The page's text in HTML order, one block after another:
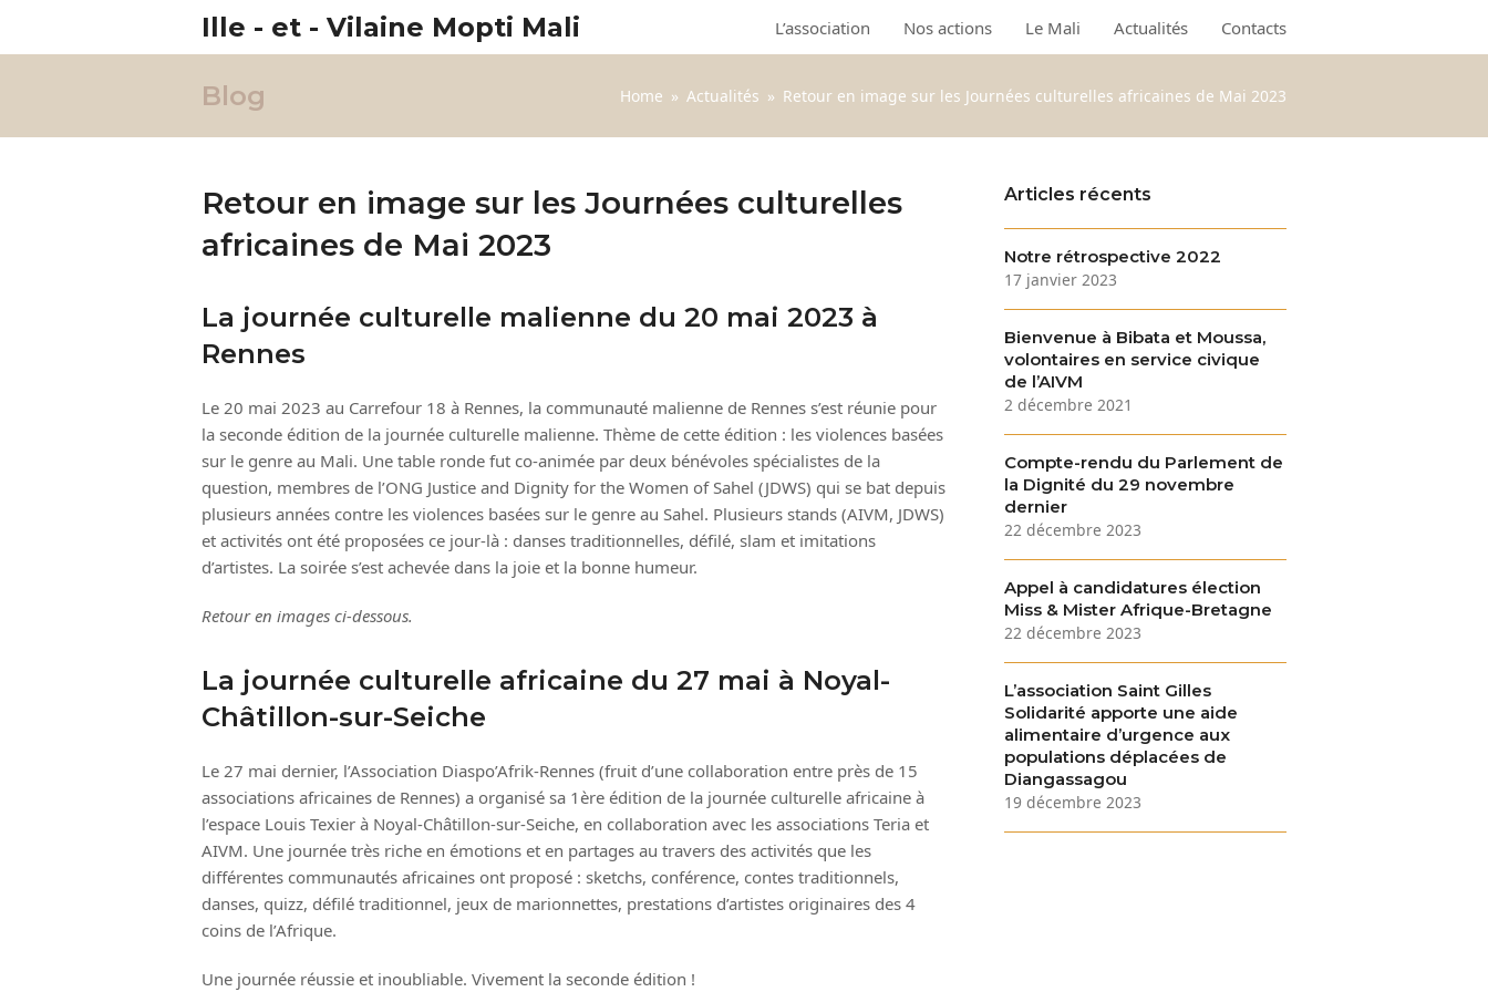
Ille - et - Vilaine Mopti Mali L’association Nos actions Le Mali Actualités Contacts
Blog Home » Actualités » Retour en image sur les Journées culturelles africaines de Mai 2023
Retour en image sur les Journées culturelles
africaines de Mai 2023
La journée culturelle malienne du 20 mai 2023 à
Rennes
Le 20 mai 2023 au Carrefour 18 à Rennes, la communauté malienne de Rennes s’est réunie pour
la seconde édition de la journée culturelle malienne. Thème de cette édition : les violences basées
sur le genre au Mali. Une table ronde fut co-animée par deux bénévoles spécialistes de la
question, membres de l’ONG Justice and Dignity for the Women of Sahel (JDWS) qui se bat depuis
plusieurs années contre les violences basées sur le genre au Sahel. Plusieurs stands (AIVM, JDWS)
et activités ont été proposées ce jour-là : danses traditionnelles, défilé, slam et imitations
d’artistes. La soirée s’est achevée dans la joie et la bonne humeur.
Retour en images ci-dessous.
La journée culturelle africaine du 27 mai à Noyal-
Châtillon-sur-Seiche
Le 27 mai dernier, l’Association Diaspo’Afrik-Rennes (fruit d’une collaboration entre près de 15
associations africaines de Rennes) a organisé sa 1ère édition de la journée culturelle africaine à
l’espace Louis Texier à Noyal-Châtillon-sur-Seiche, en collaboration avec les associations Teria et
AIVM. Une journée très riche en émotions et en partages au travers des activités que les
différentes communautés africaines ont proposé : sketchs, conférence, contes traditionnels,
danses, quizz, défilé traditionnel, jeux de marionnettes, prestations d’artistes originaires des 4
coins de l’Afrique.
Une journée réussie et inoubliable. Vivement la seconde édition !
Articles récents
Notre rétrospective 2022
17 janvier 2023
Bienvenue à Bibata et Moussa,
volontaires en service civique
de l’AIVM
2 décembre 2021
Compte-rendu du Parlement de
la Dignité du 29 novembre
dernier
22 décembre 2023
Appel à candidatures élection
Miss & Mister Afrique-Bretagne
22 décembre 2023
L’association Saint Gilles
Solidarité apporte une aide
alimentaire d’urgence aux
populations déplacées de
Diangassagou
19 décembre 2023